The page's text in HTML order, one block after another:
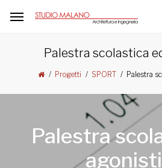
Palestra scolastica
Progetti SPORT Palestra
Palestra